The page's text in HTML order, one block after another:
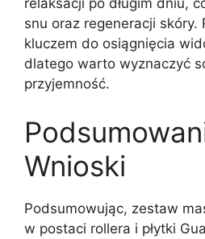
relaksacji po długim dniu,
snu oraz regeneracji skóry.
kluczem do osiągnięcia
dlatego warto wyznaczyć
przyjemność.
Wnioski
Podsumowując, zestaw
w postaci rollera i płytki